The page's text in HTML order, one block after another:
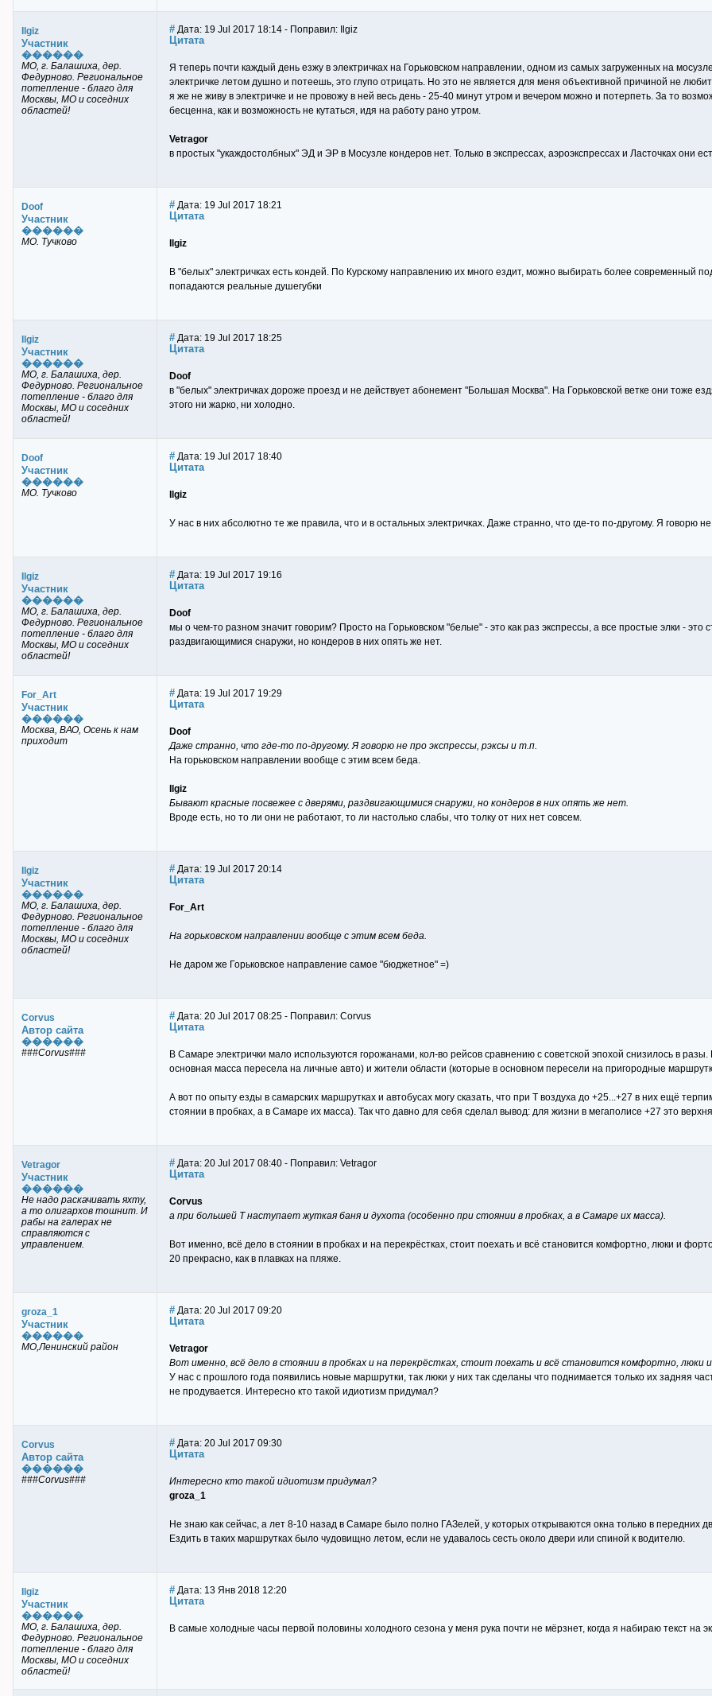
Ilgiz
Участник
������
МО, г. Балашиха, дер.
Федурново. Региональное
потепление - благо для
Москвы, МО и соседних
областей!
# Дата: 19 Jul 2017 18:14 - Поправил: Ilgiz
Цитата
Я теперь почти каждый день езжу в электричках на Горьковском направлении, одном из самых загруженных на
электричке летом душно и потеешь, это глупо отрицать. Но это не является для меня объективной причиной не
я же не живу в электричке и не провожу в ней весь день - 25-40 минут утром и вечером можно и потерпеть. За то
бесценна, как и возможность не кутаться, идя на работу рано утром.
Vetragor
в простых "укаждостолбных" ЭД и ЭР в Мосузле кондеров нет. Только в экспрессах, аэроэкспрессах и Ласточках они
Doof
Участник
������
МО. Тучково
# Дата: 19 Jul 2017 18:21
Цитата
Ilgiz
В "белых" электричках есть кондей. По Курскому направлению их много ездит, можно выбирать более современный
попадаются реальные душегубки
Ilgiz
Участник
������
МО, г. Балашиха, дер.
Федурново. Региональное
потепление - благо для
Москвы, МО и соседних
областей!
# Дата: 19 Jul 2017 18:25
Цитата
Doof
в "белых" электричках дороже проезд и не действует абонемент "Большая Москва". На Горьковской ветке они тоже
этого ни жарко, ни холодно.
Doof
Участник
������
МО. Тучково
# Дата: 19 Jul 2017 18:40
Цитата
Ilgiz
У нас в них абсолютно те же правила, что и в остальных электричках. Даже странно, что где-то по-другому. Я говорю
Ilgiz
Участник
������
МО, г. Балашиха, дер.
Федурново. Региональное
потепление - благо для
Москвы, МО и соседних
областей!
# Дата: 19 Jul 2017 19:16
Цитата
Doof
мы о чем-то разном значит говорим? Просто на Горьковском "белые" - это как раз экспрессы, а все простые элки -
раздвигающимися снаружи, но кондеров в них опять же нет.
For_Art
Участник
������
Москва, ВАО, Осень к нам
приходит
# Дата: 19 Jul 2017 19:29
Цитата
Doof
Даже странно, что где-то по-другому. Я говорю не про экспрессы, рэксы и т.п.
На горьковском направлении вообще с этим всем беда.
Ilgiz
Бывают красные посвежее с дверями, раздвигающимися снаружи, но кондеров в них опять же нет.
Вроде есть, но то ли они не работают, то ли настолько слабы, что толку от них нет совсем.
Ilgiz
Участник
������
МО, г. Балашиха, дер.
Федурново. Региональное
потепление - благо для
Москвы, МО и соседних
областей!
# Дата: 19 Jul 2017 20:14
Цитата
For_Art
На горьковском направлении вообще с этим всем беда.
Не даром же Горьковское направление самое "бюджетное" =)
Corvus
Автор сайта
������
###Corvus###
# Дата: 20 Jul 2017 08:25 - Поправил: Corvus
Цитата
В Самаре электрички мало используются горожанами, кол-во рейсов сравнению с советской эпохой снизилось в
основная масса пересела на личные авто) и жители области (которые в основном пересели на пригородные
А вот по опыту езды в самарских маршрутках и автобусах могу сказать, что при Т воздуха до +25...+27 в них ещё
стоянии в пробках, а в Самаре их масса). Так что давно для себя сделал вывод: для жизни в мегаполисе +27 это
Vetragor
Участник
������
Не надо раскачивать яхту,
а то олигархов тошнит. И
рабы на галерах не
справляются с
управлением.
# Дата: 20 Jul 2017 08:40 - Поправил: Vetragor
Цитата
Corvus
а при большей Т наступает жуткая баня и духота (особенно при стоянии в пробках, а в Самаре их масса).
Вот именно, всё дело в стоянии в пробках и на перекрёстках, стоит поехать и всё становится комфортно, люки и
20 прекрасно, как в плавках на пляже.
groza_1
Участник
������
МО,Ленинский район
# Дата: 20 Jul 2017 09:20
Цитата
Vetragor
Вот именно, всё дело в стоянии в пробках и на перекрёстках, стоит поехать и всё становится комфортно,
У нас с прошлого года появились новые маршрутки, так люки у них так сделаны что поднимается только их задняя
не продувается. Интересно кто такой идиотизм придумал?
Corvus
Автор сайта
������
###Corvus###
# Дата: 20 Jul 2017 09:30
Цитата
Интересно кто такой идиотизм придумал?
groza_1
Не знаю как сейчас, а лет 8-10 назад в Самаре было полно ГАЗелей, у которых открываются окна только в передних
Ездить в таких маршрутках было чудовищно летом, если не удавалось сесть около двери или спиной к водителю.
Ilgiz
Участник
������
МО, г. Балашиха, дер.
Федурново. Региональное
потепление - благо для
Москвы, МО и соседних
областей!
# Дата: 13 Янв 2018 12:20
Цитата
В самые холодные часы первой половины холодного сезона у меня рука почти не мёрзнет, когда я набираю текст на